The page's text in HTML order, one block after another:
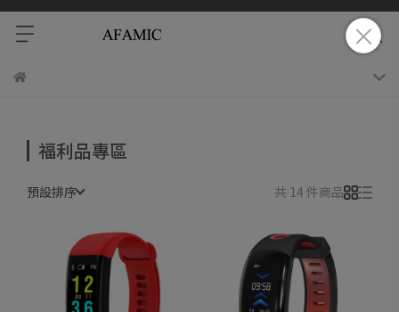
福利品專區
預設排序 共 14 件商品